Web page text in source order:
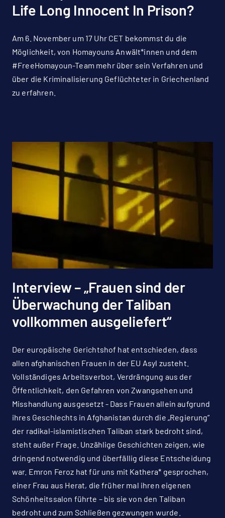
Life Long Innocent In Prison?
Am 6. November um 17 Uhr CET bekommst du die
Möglichkeit, von Homayouns Anwält*innen und dem
#FreeHomayoun-Team mehr über sein Verfahren und
über die Kriminalisierung Geflüchteter in Griechenland
zu erfahren.
Interview – „Frauen sind der
Überwachung der Taliban
vollkommen ausgeliefert“
Der europäische Gerichtshof hat entschieden, dass
allen afghanischen Frauen in der EU Asyl zusteht.
Vollständiges Arbeitsverbot, Verdrängung aus der
Öffentlichkeit, den Gefahren von Zwangsehen und
Misshandlung ausgesetzt - Dass Frauen allein aufgrund
ihres Geschlechts in Afghanistan durch die „Regierung“
der radikal-islamistischen Taliban stark bedroht sind,
steht außer Frage. Unzählige Geschichten zeigen, wie
dringend notwendig und überfällig diese Entscheidung
war. Emron Feroz hat für uns mit Kathera* gesprochen,
einer Frau aus Herat, die früher mal ihren eigenen
Schönheitssalon führte – bis sie von den Taliban
bedroht und zum Schließen gezwungen wurde.